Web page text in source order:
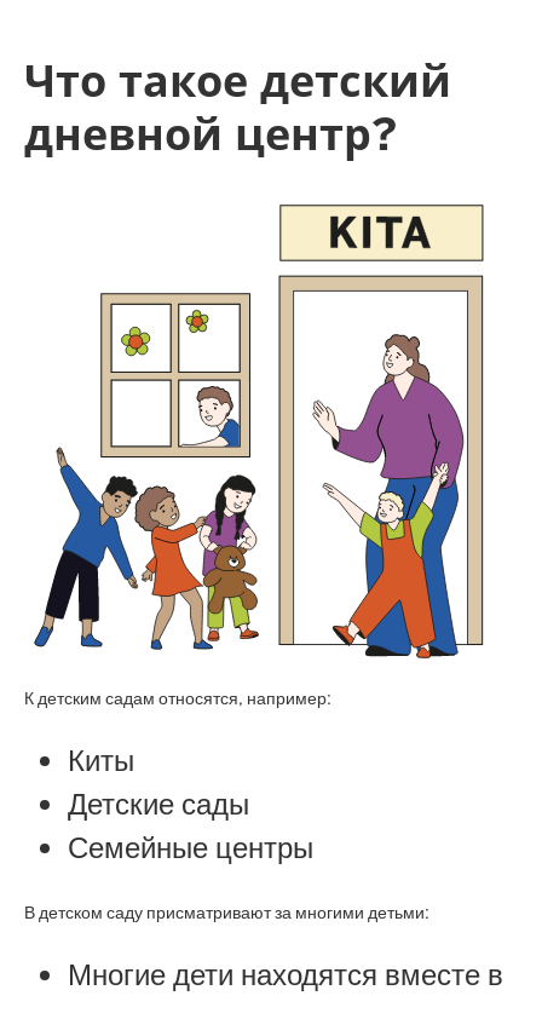
Что такое детский
дневной центр?
К детским садам относятся, например:
Киты
Детские сады
Семейные центры
В детском саду присматривают за многими детьми:
Многие дети находятся вместе в